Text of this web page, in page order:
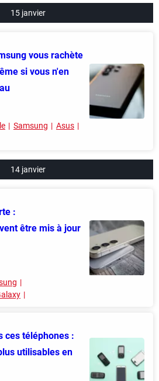
15 janvier
vous rachète
si vous n'en
Samsung
Asus
14 janvier
:
être mis à jour
ces téléphones :
utilisables en